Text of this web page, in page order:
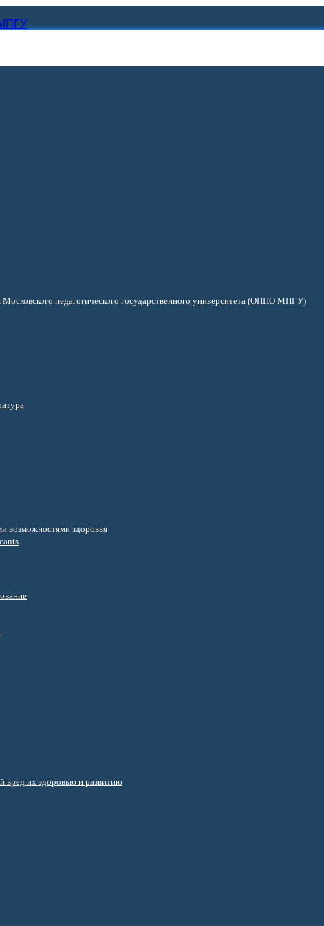
педагогического государственного университета (ОППО МПГУ)
возможностями здоровья
их здоровью и развитию